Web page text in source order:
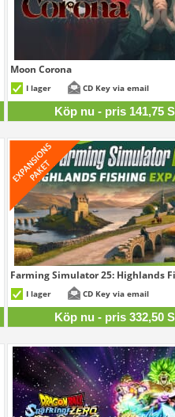
Moon Corona
I lager CD Key via email
Köp nu - pris 141,75
Farming Simulator 25: Highlands
I lager CD Key via email
Köp nu - pris 332,50